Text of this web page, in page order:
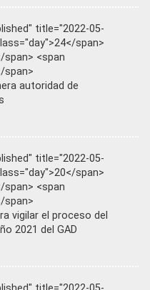
title="2022-05-
span>
span> <span
span>
autoridad de
title="2022-05-
span>
span> <span
span>
vigilar el proceso del
2021 del GAD